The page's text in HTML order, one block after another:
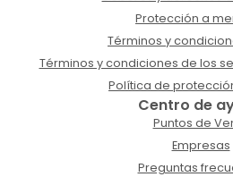
Protección a
Términos y
Términos y condiciones de los
Política de
Centro de
Puntos de
Empresas
Preguntas